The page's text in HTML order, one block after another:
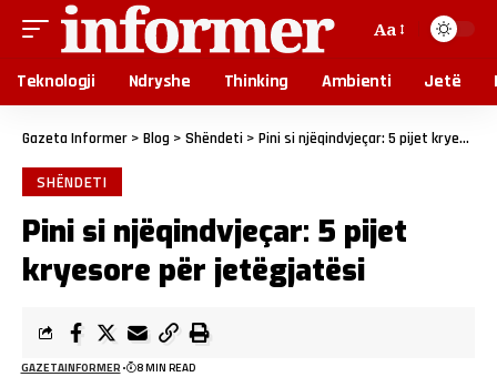
Aa
Teknologji Ndryshe Thinking Ambienti Jetë
Gazeta Informer > Blog > Shëndeti > Pini si njëqindvjeçar: 5 pijet kryesore për jetëgjatësi
SHËNDETI
Pini si njëqindvjeçar: 5 pijet
kryesore për jetëgjatësi
GAZETAINFORMER 8 MIN READ